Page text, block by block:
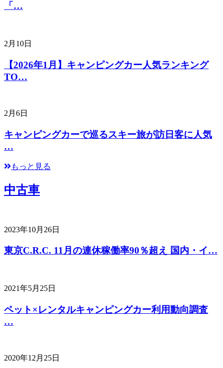
「…
2月10日
【2026年1月】キャンピングカー人気ランキング
TO…
2月6日
キャンピングカーで巡るスキー旅が訪日客に人気
…
もっと見る
中古車
2023年10月26日
東京C.R.C. 11月の連休稼働率90％超え 国内・イ…
2021年5月25日
ペット×レンタルキャンピングカー利用動向調査
…
2020年12月25日